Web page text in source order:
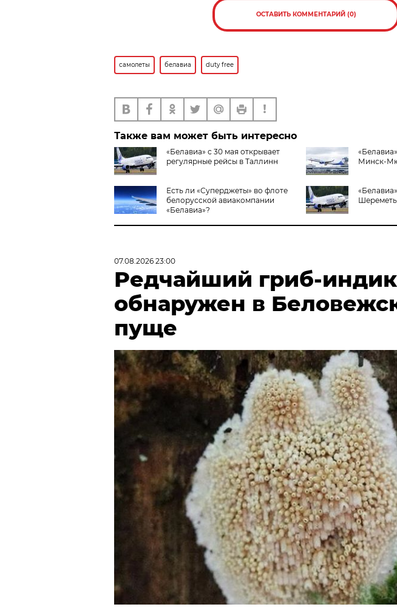
ОСТАВИТЬ КОММЕНТАРИЙ (0)
самолеты белавиа duty free
Также вам может быть интересно
«Белавиа» с 30 мая открывает
регулярные рейсы в Таллинн
Минск-
Есть ли «Суперджеты» во флоте
белорусской авиакомпании
«Белавиа»?
07.08.2026 23:00
Редчайший гриб-
обнаружен в
пуще